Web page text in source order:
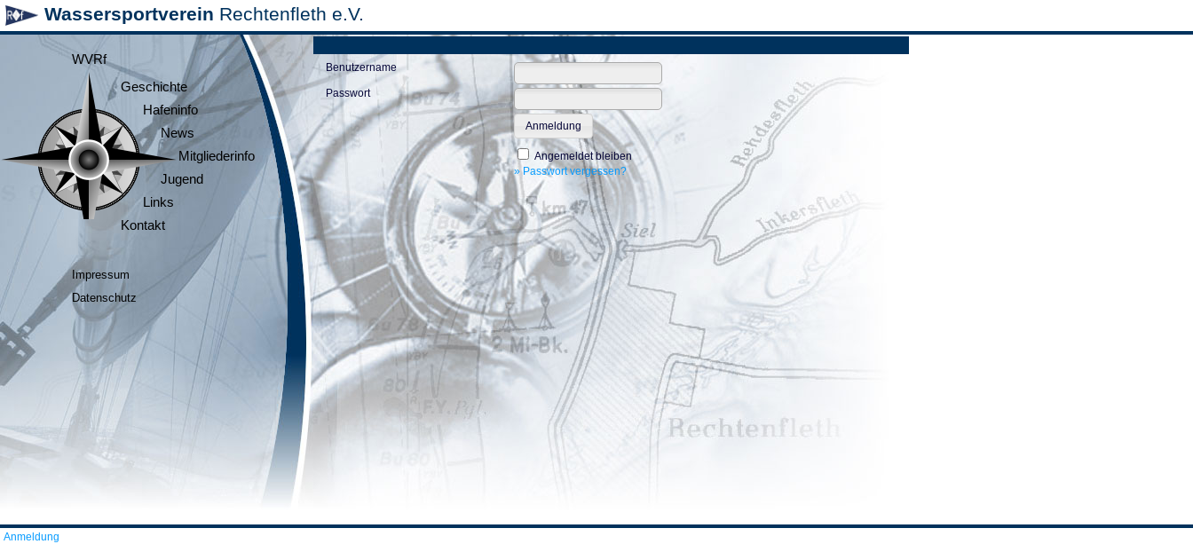
Wassersportverein Rechtenfleth e.V.
WVRf
Geschichte
Hafeninfo
News
Mitgliederinfo
Jugend
Links
Kontakt
Impressum
Datenschutz
Benutzername
Passwort
Anmeldung
Angemeldet bleiben
» Passwort vergessen?
Anmeldung